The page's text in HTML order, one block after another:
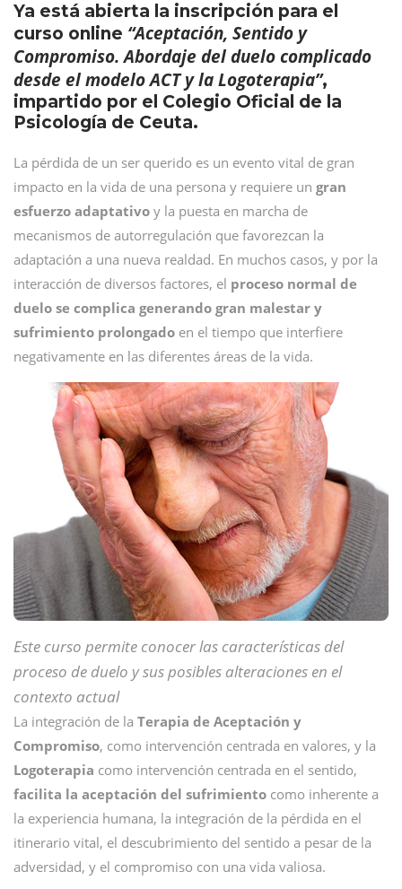
Ya está abierta la inscripción para el
curso online “Aceptación, Sentido y
Compromiso. Abordaje del duelo complicado
desde el modelo ACT y la Logoterapia”,
impartido por el Colegio Oficial de la
Psicología de Ceuta.
La pérdida de un ser querido es un evento vital de gran
impacto en la vida de una persona y requiere un gran
esfuerzo adaptativo y la puesta en marcha de
mecanismos de autorregulación que favorezcan la
adaptación a una nueva realdad. En muchos casos, y por la
interacción de diversos factores, el proceso normal de
duelo se complica generando gran malestar y
sufrimiento prolongado en el tiempo que interfiere
negativamente en las diferentes áreas de la vida.
Este curso permite conocer las características del
proceso de duelo y sus posibles alteraciones en el
contexto actual
La integración de la Terapia de Aceptación y
Compromiso, como intervención centrada en valores, y la
Logoterapia como intervención centrada en el sentido,
facilita la aceptación del sufrimiento como inherente a
la experiencia humana, la integración de la pérdida en el
itinerario vital, el descubrimiento del sentido a pesar de la
adversidad, y el compromiso con una vida valiosa.